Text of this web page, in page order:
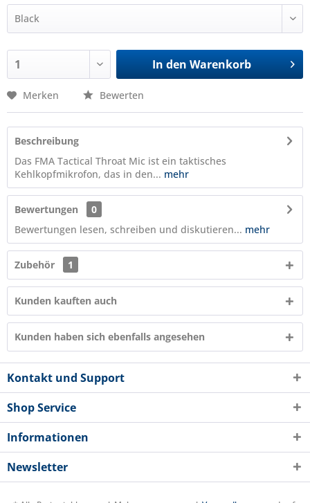
In den Warenkorb
Merken Bewerten
Beschreibung
Das FMA Tactical Throat Mic ist ein taktisches
Kehlkopfmikrofon, das in den... mehr
Bewertungen
0
Bewertungen lesen, schreiben und diskutieren... mehr
Zubehör 1
Kunden kauften auch
Kunden haben sich ebenfalls angesehen
Kontakt und Support
Shop Service
Informationen
Newsletter